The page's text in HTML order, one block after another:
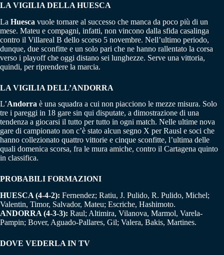
LA VIGILIA DELLA HUESCA
La Huesca vuole tornare al successo che manca da poco più di un
mese. Mateu e compagni, infatti, non vincono dalla sfida casalinga
contro il Villareal B dello scorso 5 novembre. Nell’ultimo periodo,
dunque, due sconfitte e un solo pari che ne hanno rallentato la corsa
verso i playoff che oggi distano sei lunghezze. Serve una vittoria,
quindi, per riprendere la marcia.
LA VIGILIA DELL’ANDORRA
L’Andorra è una squadra a cui non piacciono le mezze misura. Solo
tre i pareggi in 18 gare sin qui disputate, a dimostrazione di una
tendenza a giocarsi il tutto per tutto in ogni match. Nelle ultime nova
gare di campionato non c’è stato alcun segno X per Rausl e soci che
hanno collezionato quattro vittorie e cinque sconfitte, l’ultima delle
quali domenica scorsa, fra le mura amiche, contro il Cartagena quinto
in classifica.
PROBABILI FORMAZIONI
HUESCA (4-4-2): Fernendez; Ratiu, J. Pulido, R. Pulido, Michel;
Valentin, Timor, Salvador, Mateu; Escriche, Hashimoto.
ANDORRA (4-3-3): Raul; Altimira, Vilanova, Marmol, Varela-
Pampin; Bover, Aguado-Pallares, Gil; Valera, Bakis, Martines.
DOVE VEDERLA IN TV